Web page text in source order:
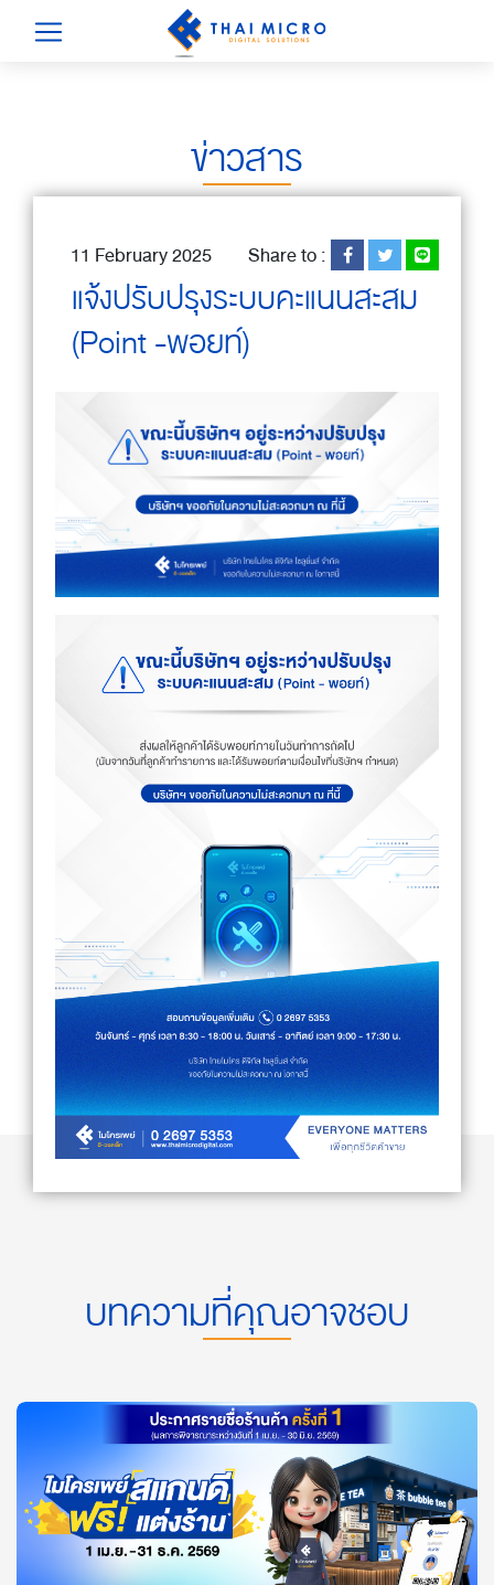
ข่าวสาร
11 February 2025 Share to :
แจ้งปรับปรุงระบบคะแนนสะสม
(Point -พอยท์)
บทความที่คุณอาจชอบ